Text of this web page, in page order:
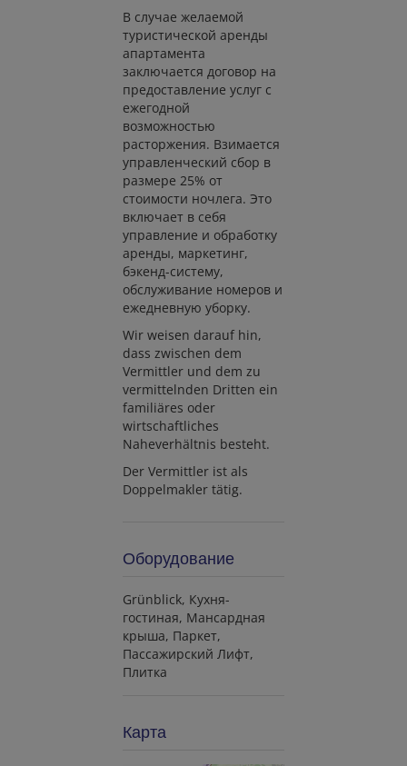
В случае желаемой
туристической аренды
апартамента
заключается договор на
предоставление услуг с
ежегодной
возможностью
расторжения. Взимается
управленческий сбор в
размере 25% от
стоимости ночлега. Это
включает в себя
управление и обработку
аренды, маркетинг,
бэкенд-систему,
обслуживание номеров и
ежедневную уборку.
Wir weisen darauf hin,
dass zwischen dem
Vermittler und dem zu
vermittelnden Dritten ein
familiäres oder
wirtschaftliches
Naheverhältnis besteht.
Der Vermittler ist als
Doppelmakler tätig.
Оборудование
Grünblick Кухня-
гостиная Мансардная
крыша Паркет
Пассажирский Лифт
Плитка
Карта